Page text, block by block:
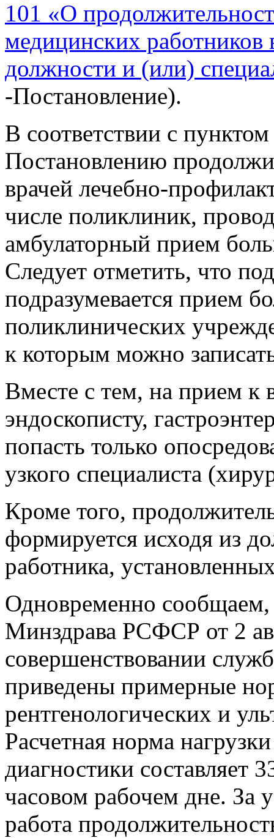
101 «О
медицинских работников
должности и (или)
-Постановление).
В соответствии с
Постановлению
врачей лечебно-
числе поликлиник,
амбулаторный прием
Следует отметить, что
подразумевается прием
поликлинических
к которым можно
Вместе с тем, на прием к
эндоскописту,
попасть только
узкого специалиста
Кроме того,
формируется исходя из
работника,
Одновременно сообщаем,
Минздрава РСФСР от 2
совершенствовании
приведены примерные
рентгенологических и
Расчетная норма
диагностики составляет
часовом рабочем дне. За
работа